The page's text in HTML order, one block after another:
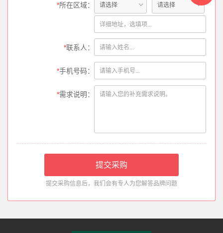
*所在区域：
*联系人：
*手机号码：
*需求说明：
提交采购信息后，我们会有专人为您解答品牌问题